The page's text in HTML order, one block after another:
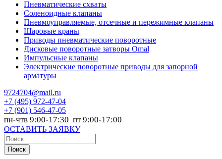
Пневматические схваты
Соленоидные клапаны
Пневмоуправляемые, отсечные и пережимные клапаны
Шаровые краны
Приводы пневматические поворотные
Дисковые поворотные затворы Omal
Импульсные клапаны
Электрические поворотные приводы для запорной
арматуры
9724704@mail.ru
+7 (495) 972-47-04
+7 (901) 546-47-05
пн-чтв 9:00-17:30 пт 9:00-17:00
ОСТАВИТЬ ЗАЯВКУ
Поиск